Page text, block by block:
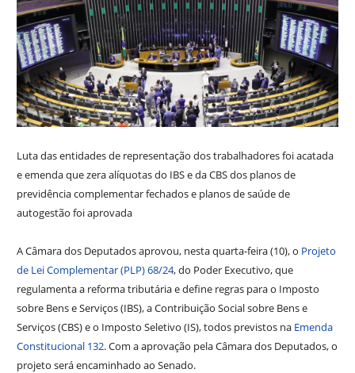
Luta das entidades de representação dos trabalhadores foi acatada
e emenda que zera alíquotas do IBS e da CBS dos planos de
previdência complementar fechados e planos de saúde de
autogestão foi aprovada
A Câmara dos Deputados aprovou, nesta quarta-feira (10), o Projeto
de Lei Complementar (PLP) 68/24, do Poder Executivo, que
regulamenta a reforma tributária e define regras para o Imposto
sobre Bens e Serviços (IBS), a Contribuição Social sobre Bens e
Serviços (CBS) e o Imposto Seletivo (IS), todos previstos na Emenda
Constitucional 132. Com a aprovação pela Câmara dos Deputados, o
projeto será encaminhado ao Senado.